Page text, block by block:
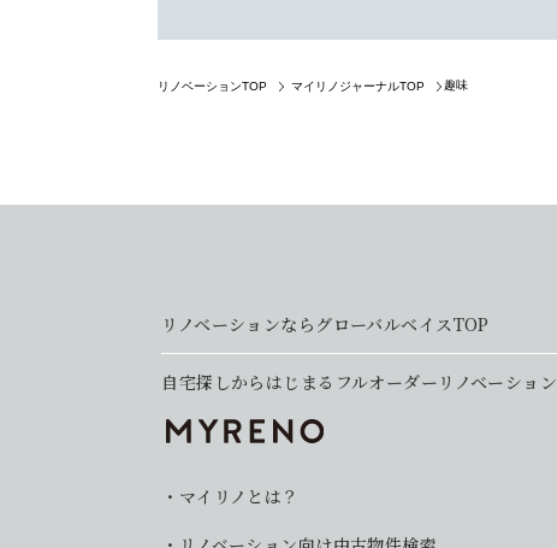
リノベーションTOP マイリノジャーナルTOP 趣味
リノベーションならグローバルベイスTOP
自宅探しからはじまるフルオーダーリノベーション
マイリノとは？